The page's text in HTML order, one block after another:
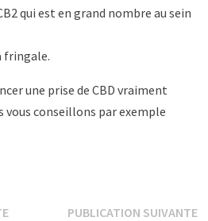
qui est en grand nombre au sein
fringale.
une prise de CBD vraiment
vous conseillons par exemple
PUBLICATION SUIVANTE